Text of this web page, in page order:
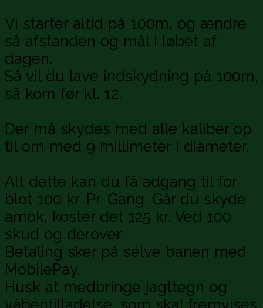
Vi starter altid på 100m, og ændre
så afstanden og mål i løbet af
dagen.
Så vil du lave indskydning på 100m,
så kom før kl. 12.
Der må skydes med alle kaliber op
til om med 9 millimeter i diameter.
Alt dette kan du få adgang til for
blot 100 kr. Pr. Gang. Går du skyde
amok, koster det 125 kr. Ved 100
skud og derover.
Betaling sker på selve banen med
MobilePay.
Husk at medbringe jagttegn og
våbentilladelse, som skal fremvises